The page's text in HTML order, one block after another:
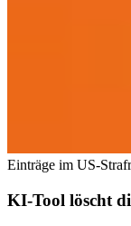
Einträge im US-
KI-Tool löscht